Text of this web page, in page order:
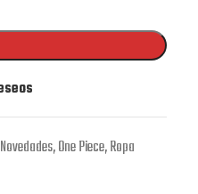
Novedades,One Piece,Ropa